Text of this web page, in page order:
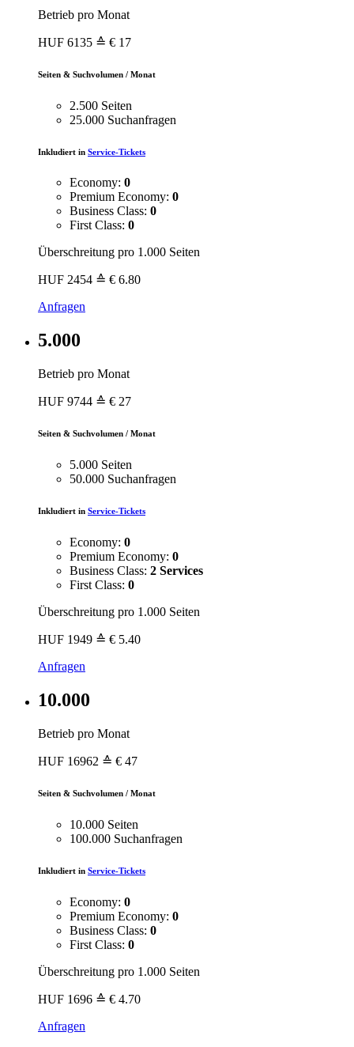
Betrieb pro Monat
HUF 6135 ≙ € 17
Seiten & Suchvolumen / Monat
2.500 Seiten
25.000 Suchanfragen
Inkludiert in Service-Tickets
Economy: 0
Premium Economy: 0
Business Class: 0
First Class: 0
Überschreitung pro 1.000 Seiten
HUF 2454 ≙ € 6.80
Anfragen
5.000
Betrieb pro Monat
HUF 9744 ≙ € 27
Seiten & Suchvolumen / Monat
5.000 Seiten
50.000 Suchanfragen
Inkludiert in Service-Tickets
Economy: 0
Premium Economy: 0
Business Class: 2 Services
First Class: 0
Überschreitung pro 1.000 Seiten
HUF 1949 ≙ € 5.40
Anfragen
10.000
Betrieb pro Monat
HUF 16962 ≙ € 47
Seiten & Suchvolumen / Monat
10.000 Seiten
100.000 Suchanfragen
Inkludiert in Service-Tickets
Economy: 0
Premium Economy: 0
Business Class: 0
First Class: 0
Überschreitung pro 1.000 Seiten
HUF 1696 ≙ € 4.70
Anfragen